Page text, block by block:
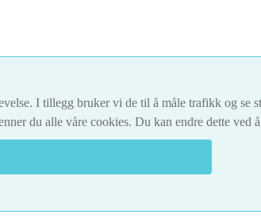
I tillegg bruker vi de til å måle trafikk og se
du alle våre cookies. Du kan endre dette ved